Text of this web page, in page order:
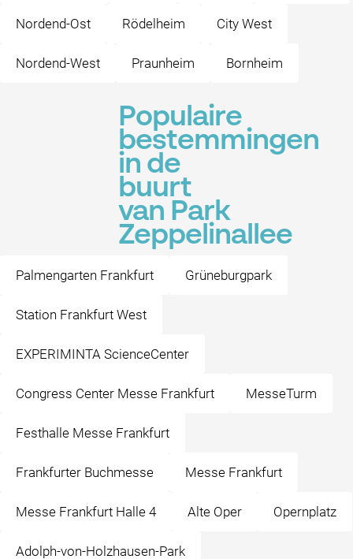
Nordend-Ost Rödelheim City West
Nordend-West Praunheim Bornheim
Populaire
bestemmingen
in de
buurt
van Park
Zeppelinallee
Palmengarten Frankfurt Grüneburgpark
Station Frankfurt West
EXPERIMINTA ScienceCenter
Congress Center Messe Frankfurt MesseTurm
Festhalle Messe Frankfurt
Frankfurter Buchmesse Messe Frankfurt
Messe Frankfurt Halle 4 Alte Oper Opernplatz
Adolph-von-Holzhausen-Park